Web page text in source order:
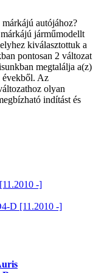
autójához?
járműmodellt
kiválasztottuk a
pontosan 2 változat
megtalálja a(z)
évekből. Az
olyan
indítást és
-]
D [11.2010 -]